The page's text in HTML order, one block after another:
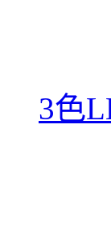
3色